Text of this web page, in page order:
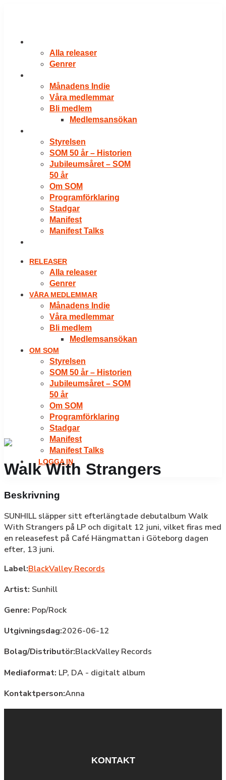
Alla releaser
Genrer
Månadens Indie
Våra medlemmar
Bli medlem
Medlemsansökan
Styrelsen
SOM 50 år – Historien
Jubileumsåret – SOM
50 år
Om SOM
Programförklaring
Stadgar
Manifest
Manifest Talks
RELEASER
Alla releaser
Genrer
VÅRA MEDLEMMAR
Månadens Indie
Våra medlemmar
Bli medlem
Medlemsansökan
OM SOM
Styrelsen
SOM 50 år – Historien
Jubileumsåret – SOM
50 år
Om SOM
Programförklaring
Stadgar
Manifest
Manifest Talks
LOGGA IN
Walk With Strangers
Beskrivning
SUNHILL släpper sitt efterlängtade debutalbum Walk
With Strangers på LP och digitalt 12 juni, vilket firas med
en releasefest på Café Hängmattan i Göteborg dagen
efter, 13 juni.
Label:BlackValley Records
Artist: Sunhill
Genre: Pop/Rock
Utgivningsdag:2026-06-12
Bolag/Distributör:BlackValley Records
Mediaformat: LP, DA - digitalt album
Kontaktperson:Anna
KONTAKT